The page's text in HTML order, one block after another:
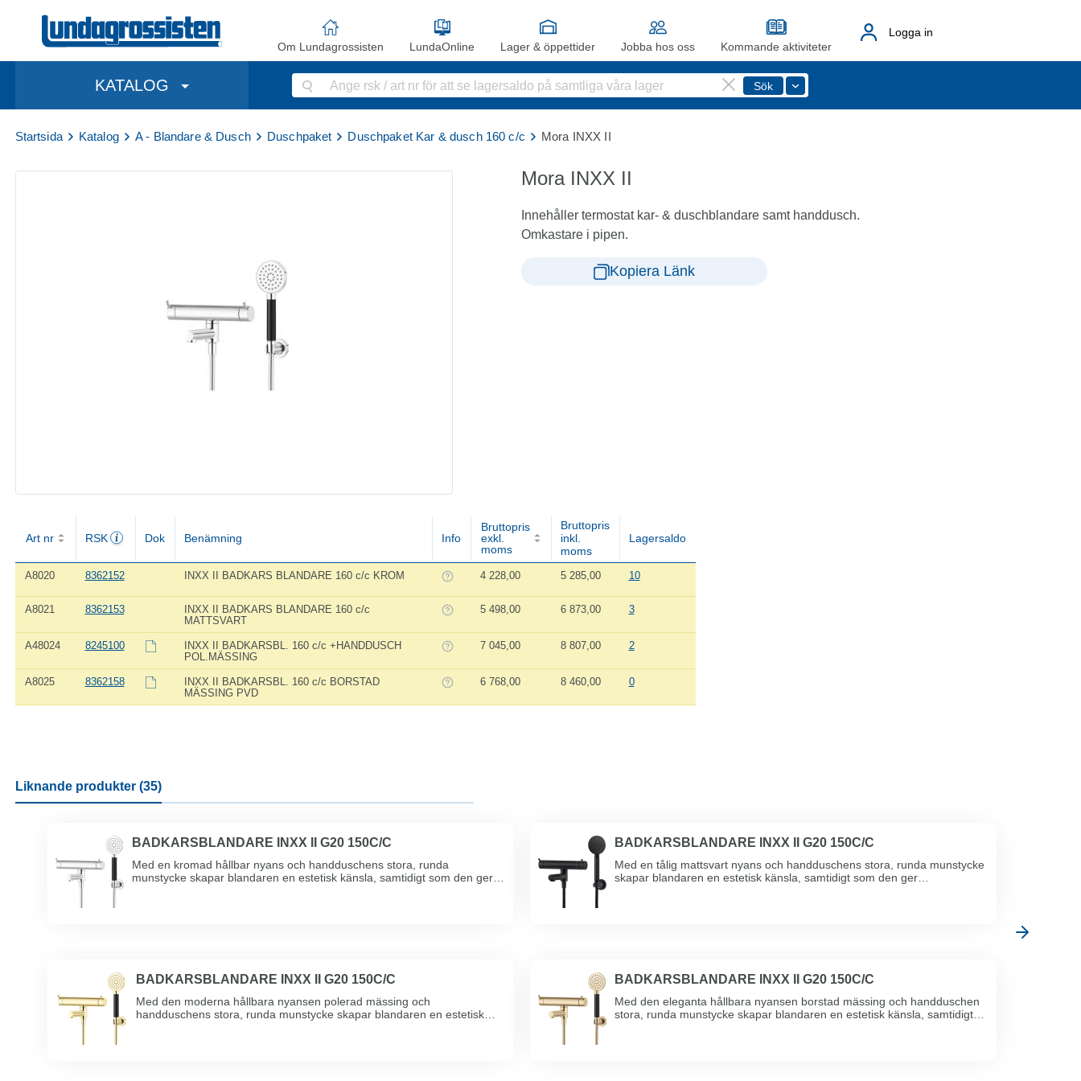
Om Lundagrossisten LundaOnline Lager & öppettider Jobba hos oss Kommande aktiviteter
Logga in
KATALOG
Startsida Katalog A - Blandare & Dusch Duschpaket Duschpaket Kar & dusch 160 c/c Mora INXX II
Mora INXX II
Innehåller termostat kar- & duschblandare samt handdusch.
Omkastare i pipen.
Kopiera Länk
Art nr RSK Dok Benämning Info
Bruttopris
exkl.
moms
Bruttopris
inkl.
moms
Lagersaldo
A8020 8362152 INXX II BADKARS BLANDARE 160 c/c KROM 4 228,00 5 285,00 10
A8021 8362153
INXX II BADKARS BLANDARE 160 c/c
MATTSVART
5 498,00 6 873,00 3
A48024 8245100
INXX II BADKARSBL. 160 c/c +HANDDUSCH
POL.MÄSSING
7 045,00 8 807,00 2
A8025 8362158
INXX II BADKARSBL. 160 c/c BORSTAD
MÄSSING PVD
6 768,00 8 460,00 0
Liknande produkter (35)
BADKARSBLANDARE INXX II G20 150C/C
Med en kromad hållbar nyans och handduschens stora, runda
munstycke skapar blandaren en estetisk känsla, samtidigt som den ger
BADKARSBLANDARE INXX II G20 150C/C
Med en tålig mattsvart nyans och handduschens stora, runda munstycke
skapar blandaren en estetisk känsla, samtidigt som den ger
BADKARSBLANDARE INXX II G20 150C/C
Med den moderna hållbara nyansen polerad mässing och
handduschens stora, runda munstycke skapar blandaren en estetisk
BADKARSBLANDARE INXX II G20 150C/C
Med den eleganta hållbara nyansen borstad mässing och handduschen
stora, runda munstycke skapar blandaren en estetisk känsla, samtidigt